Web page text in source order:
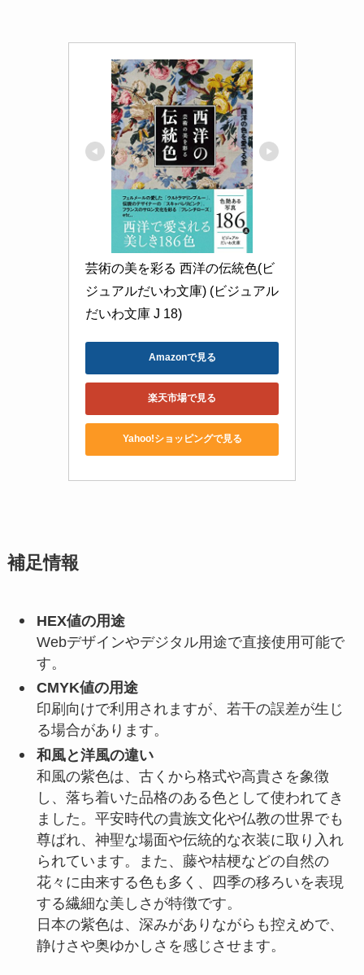
芸術の美を彩る 西洋の伝統色(ビ
ジュアルだいわ文庫) (ビジュアル
だいわ文庫 J 18)
Amazonで見る
楽天市場で見る
Yahoo!ショッピングで見る
補足情報
HEX値の用途
Webデザインやデジタル用途で直接使用可能で
す。
CMYK値の用途
印刷向けで利用されますが、若干の誤差が生じ
る場合があります。
和風と洋風の違い
和風の紫色は、古くから格式や高貴さを象徴
し、落ち着いた品格のある色として使われてき
ました。平安時代の貴族文化や仏教の世界でも
尊ばれ、神聖な場面や伝統的な衣装に取り入れ
られています。また、藤や桔梗などの自然の
花々に由来する色も多く、四季の移ろいを表現
する繊細な美しさが特徴です。
日本の紫色は、深みがありながらも控えめで、
静けさや奥ゆかしさを感じさせます。